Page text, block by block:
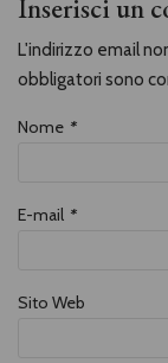
Inserisci un
L'indirizzo email
obbligatori sono
Nome *
E-mail *
Sito Web